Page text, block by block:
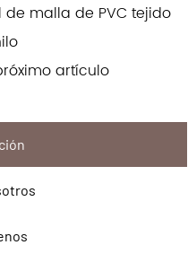
de malla de PVC tejido
artículo